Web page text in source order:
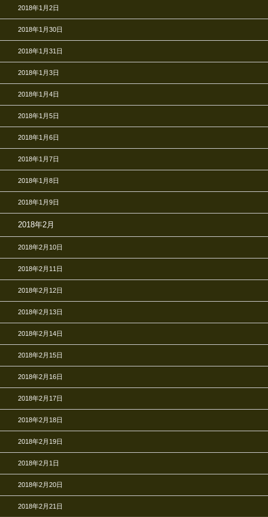
2018年1月2日
2018年1月30日
2018年1月31日
2018年1月3日
2018年1月4日
2018年1月5日
2018年1月6日
2018年1月7日
2018年1月8日
2018年1月9日
2018年2月
2018年2月10日
2018年2月11日
2018年2月12日
2018年2月13日
2018年2月14日
2018年2月15日
2018年2月16日
2018年2月17日
2018年2月18日
2018年2月19日
2018年2月1日
2018年2月20日
2018年2月21日